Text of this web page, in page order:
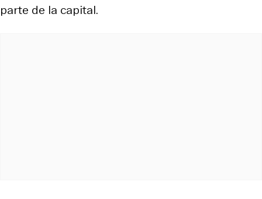
parte de la capital.